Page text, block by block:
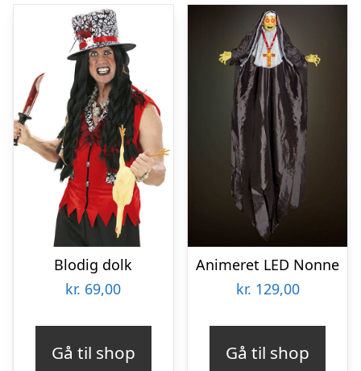
Blodig dolk
kr. 69,00
Gå til shop
Animeret LED Nonne
kr. 129,00
Gå til shop